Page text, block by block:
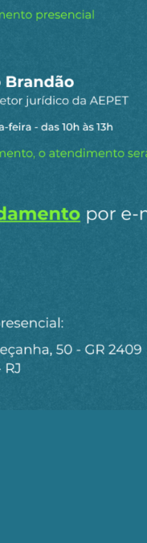
por objetivo
mas que não
Petrobrás e
a ANP determinou.
o desemprego
que não se
ato entreguista
você aceita receber